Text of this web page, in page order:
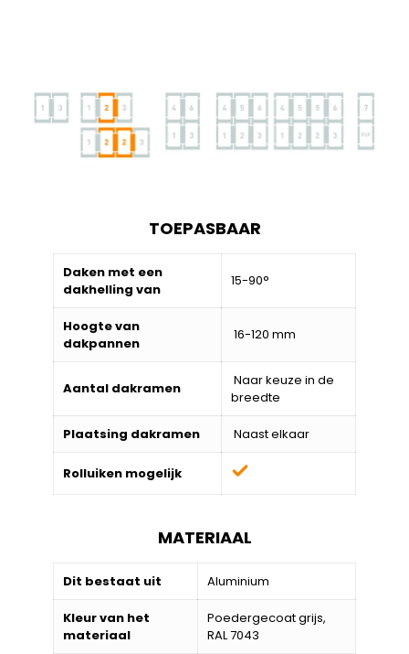
TOEPASBAAR
Daken met een
dakhelling van
15-90°
Hoogte van
dakpannen
16-120 mm
Aantal dakramen
Naar keuze in de
breedte
Plaatsing dakramen Naast elkaar
Rolluiken mogelijk
MATERIAAL
Dit bestaat uit Aluminium
Kleur van het
materiaal
Poedergecoat grijs,
RAL 7043